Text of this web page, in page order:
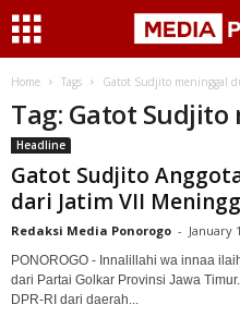
Home Tags Gatot Sudjito meninggal
Tag: Gatot
Headline
Gatot Sudjito
dari Jatim VII
Redaksi Media Ponorogo - January
PONOROGO - Innalillahi wa innaa
dari Partai Golkar Provinsi Jawa
DPR-RI dari daerah...